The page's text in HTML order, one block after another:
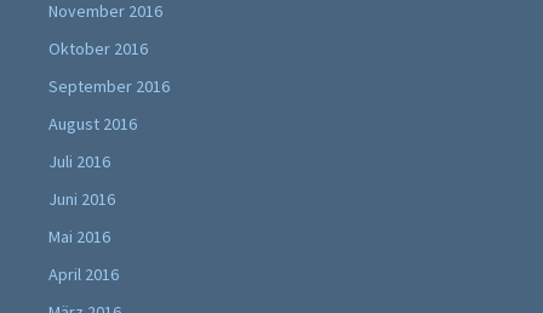
November 2016
Oktober 2016
September 2016
August 2016
Juli 2016
Juni 2016
Mai 2016
April 2016